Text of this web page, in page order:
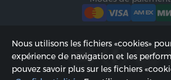
Nous utilisons les fichiers «cookies»
expérience de navigation et les
pouvez savoir plus sur les fichiers